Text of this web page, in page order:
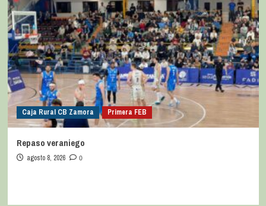
Caja Rural CB Zamora Primera FEB
Repaso veraniego
agosto 8, 2026 0